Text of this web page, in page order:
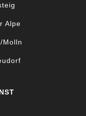
Alpe
Molln